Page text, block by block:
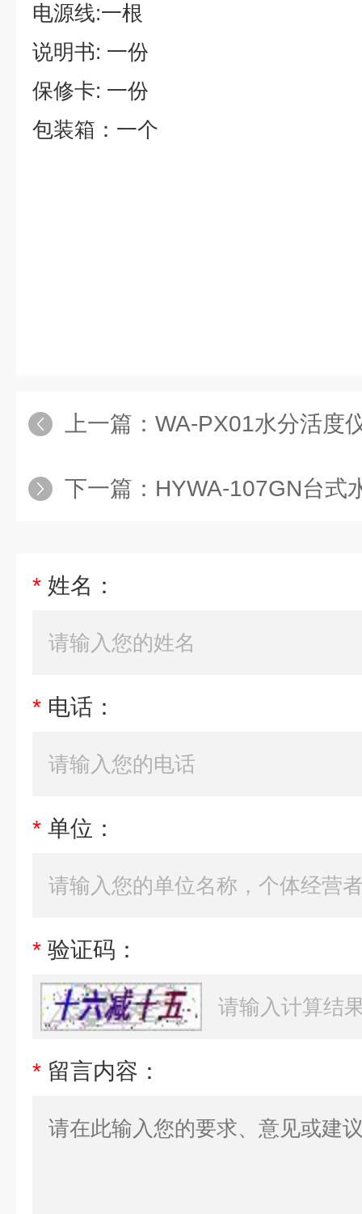
电源线:一根
说明书: 一份
保修卡: 一份
包装箱：一个
上一篇： WA-PX01水分活度
下一篇： HYWA-107GN台式
* 姓名：
* 电话：
* 单位：
* 验证码：
* 留言内容：